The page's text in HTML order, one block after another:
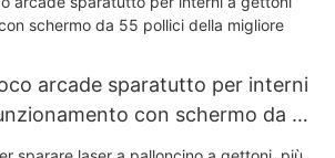
arcade sparatutto per interni
con schermo da 55
qualità